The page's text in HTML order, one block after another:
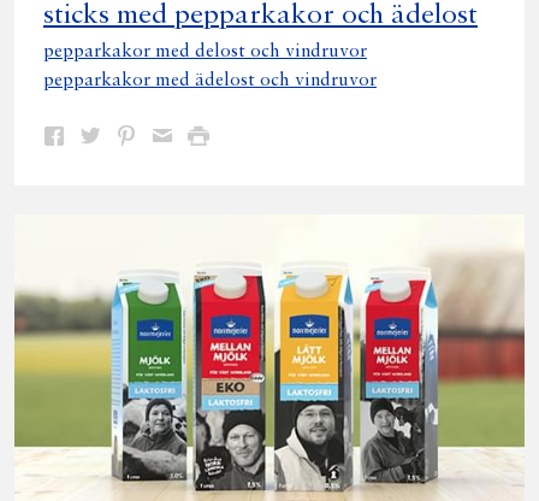
sticks med pepparkakor och ädelost
pepparkakor med delost och vindruvor
pepparkakor med ädelost och vindruvor
Dela Dela Dela DelaSkriv